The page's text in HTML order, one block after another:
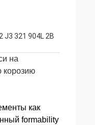
J3 321 904L 2B
на
корозию
как
formability